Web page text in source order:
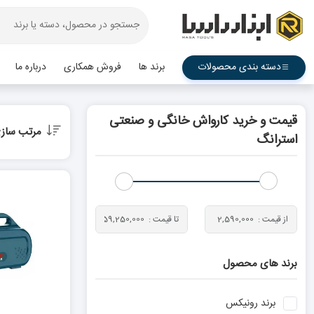
دسته بندی محصولات برند ها فروش همکاری درباره ما
مرتب
قیمت و خرید کارواش خانگی و صنعتی
استرانگ
برند های محصول
برند رونیکس